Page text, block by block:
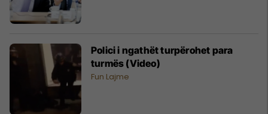
Polici i ngathët turpërohet para
turmës (Video)
Fun Lajme